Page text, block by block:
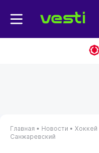
Главная • Новости • Хоккей
Санжаревский